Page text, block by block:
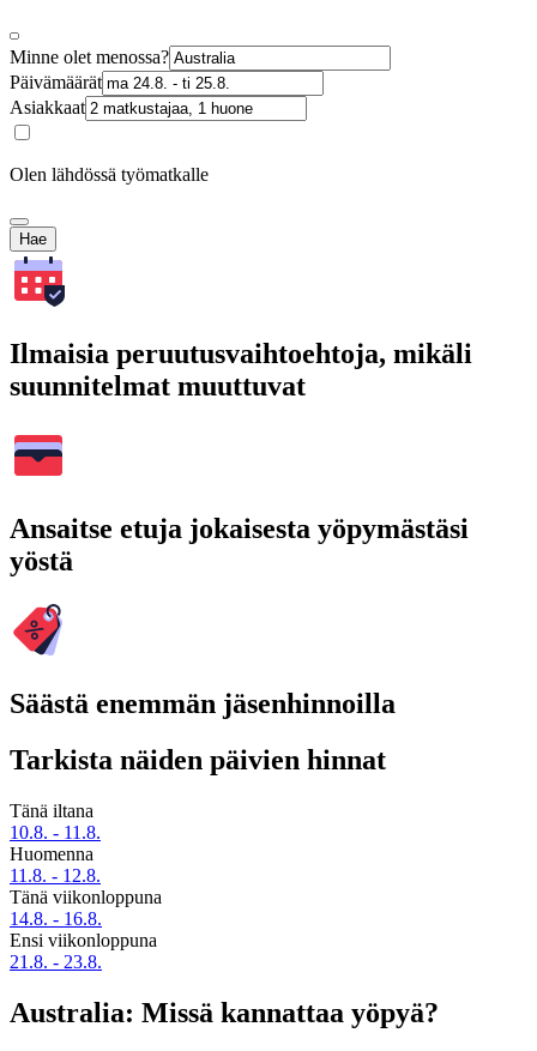
Minne olet menossa?
Päivämäärät
Asiakkaat
Olen lähdössä työmatkalle
Hae
Ilmaisia peruutusvaihtoehtoja, mikäli
suunnitelmat muuttuvat
Ansaitse etuja jokaisesta yöpymästäsi
yöstä
Säästä enemmän jäsenhinnoilla
Tarkista näiden päivien hinnat
Tänä iltana
10.8. - 11.8.
Huomenna
11.8. - 12.8.
Tänä viikonloppuna
14.8. - 16.8.
Ensi viikonloppuna
21.8. - 23.8.
Australia: Missä kannattaa yöpyä?